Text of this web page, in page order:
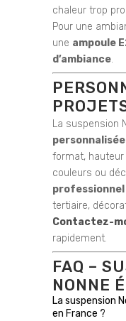
chaleur trop
Pour une
une ampoule
d’ambiance.
La suspension
personnalisée
format, hauteur
couleurs ou
professionnel
tertiaire,
Contactez-
rapidement.
FAQ –
NONNE
La suspension
en France ?